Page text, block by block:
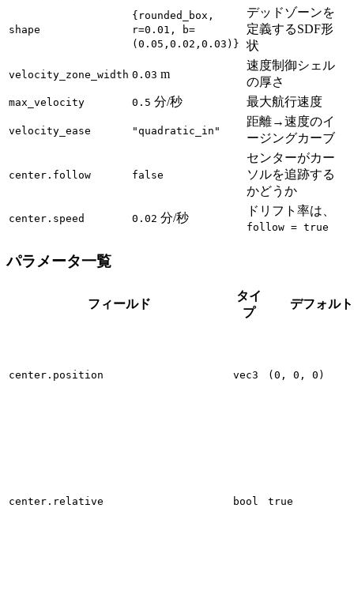
shape
{rounded_box,
r=0.01, b=
(0.05,0.02,0.03)}
デッドゾーンを
定義するSDF形
状
velocity_zone_width 0.03 m
速度制御シェル
の厚さ
max_velocity 0.5 分/秒 最大航行速度
velocity_ease "quadratic_in"
距離→速度のイ
ージングカーブ
center.follow false
センターがカー
ソルを追跡する
かどうか
center.speed 0.02 分/秒
ドリフト率は、
follow = true
パラメータ一覧
フィールド
タイ
プ
デフォルト
center.position vec3 (0, 0, 0)
center.relative bool true